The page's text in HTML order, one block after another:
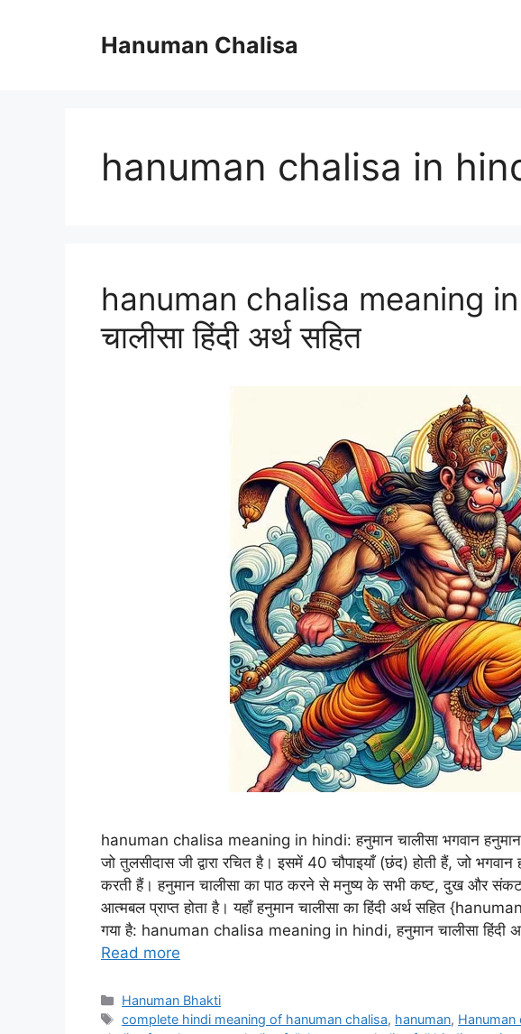
Hanuman Chalisa
hanuman chalisa in
hanuman chalisa meaning in
चालीसा हिंदी अर्थ सहित
hanuman chalisa meaning in hindi: हनुमान चालीसा भगवान हनुमान
जो तुलसीदास जी द्वारा रचित है। इसमें 40 चौपाइयाँ (छंद) होती हैं, जो
करती हैं। हनुमान चालीसा का पाठ करने से मनुष्य के सभी कष्ट, दुख और
आत्मबल प्राप्त होता है। यहाँ हनुमान चालीसा का हिंदी अर्थ सहित
गया है: hanuman chalisa meaning in hindi, हनुमान चालीसा हिंदी
Read more
Categories
Hanuman Bhakti
Tags
complete hindi meaning of hanuman chalisa, hanuman, Hanuman